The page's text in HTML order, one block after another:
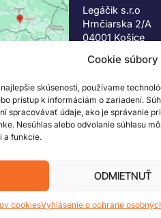
Cookie súbory
skúsenosti, používame
prístup k informáciám o zariadení.
spracovávať údaje, ako je správanie
Nesúhlas alebo odvolanie súhlasu
a funkcie.
ODMIETNUŤ
cookiesVyhlásenie o ochrane
Legáčik s.r.o
Hrnčiarska 2/A
04001 Košice
IČ DPH:
LEGO Group. ©2026 The LEGO Group.